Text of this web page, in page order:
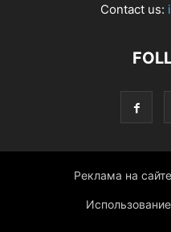
Contact us:
Реклама на сайте